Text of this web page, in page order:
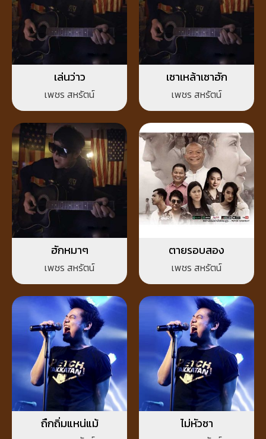
เล่นว่าว
เพชร สหรัตน์
เซาเหล้าเซาฮัก
เพชร สหรัตน์
ฮักหมาๆ
เพชร สหรัตน์
ตายรอบสอง
เพชร สหรัตน์
ถืกถิ่มแหน่แม้ ไม่หัวซา